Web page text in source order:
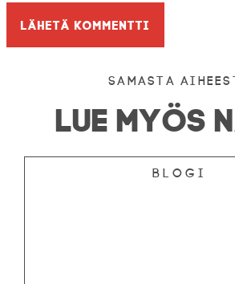
Samasta
LUE MYÖS
Blogi